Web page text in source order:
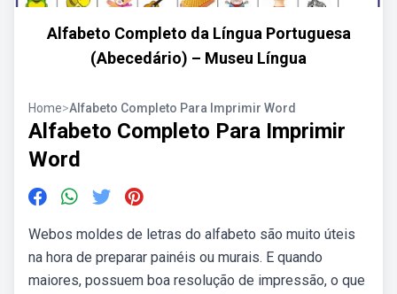
Alfabeto Completo da Língua Portuguesa
(Abecedário) – Museu Língua
Home>Alfabeto Completo Para Imprimir Word
Alfabeto Completo Para Imprimir
Word
Webos moldes de letras do alfabeto são muito úteis
na hora de preparar painéis ou murais. E quando
maiores, possuem boa resolução de impressão, o que